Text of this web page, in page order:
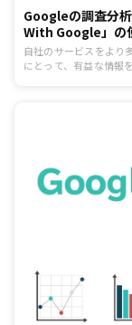
Googleの調査分
With Google」の
自社のサービスをより
にとって、有益な情報